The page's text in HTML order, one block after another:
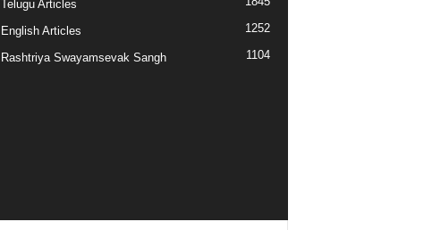
Telugu Articles
English Articles 1252
Rashtriya Swayamsevak Sangh 1104